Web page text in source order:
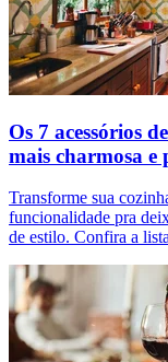
Os 7 acessórios
mais charmosa e
Transforme sua
funcionalidade pra
de estilo. Confira a